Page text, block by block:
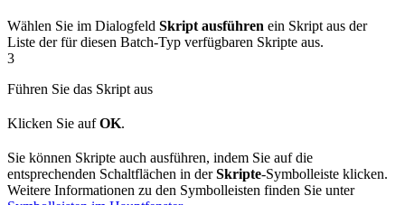
Wählen Sie im Dialogfeld Skript ausführen ein Skript aus der
Liste der für diesen Batch-Typ verfügbaren Skripte aus.
3
Führen Sie das Skript aus
Klicken Sie aufOK.
Sie können Skripte auch ausführen, indem Sie auf die
entsprechenden Schaltflächen in derSkripte-Symbolleiste klicken.
Weitere Informationen zu den Symbolleisten finden Sie unter